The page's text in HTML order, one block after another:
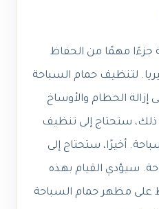
جزءًا مهمًا من الحفاظ
لتنظيف حمام السباحة
إزالة الحطام والأوساخ
ستحتاج إلى تنظيف
أخيرًا، ستحتاج إلى
سيؤدي القيام بهذه
على مظهر حمام السباحة